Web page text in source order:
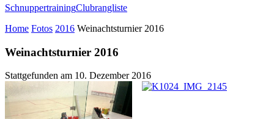
SchnuppertrainingClubrangliste
Home Fotos 2016 Weinachtsturnier 2016
Weinachtsturnier 2016
Stattgefunden am 10. Dezember 2016